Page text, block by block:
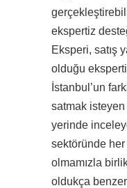
ekspertiz
Eksperi, satış
olduğu
İstanbul’un
satmak isteyen
yerinde
sektöründe her
olmamızla
oldukça